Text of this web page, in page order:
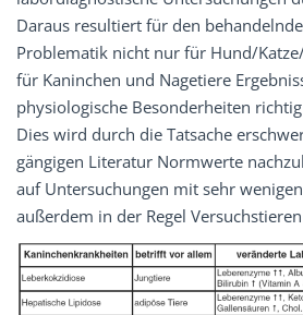
Daraus resultiert für den
Problematik nicht nur für Hund/
für Kaninchen und Nagetiere
physiologische Besonderheiten
Dies wird durch die Tatsache
gängigen Literatur Normwerte
auf Untersuchungen mit sehr
außerdem in der Regel